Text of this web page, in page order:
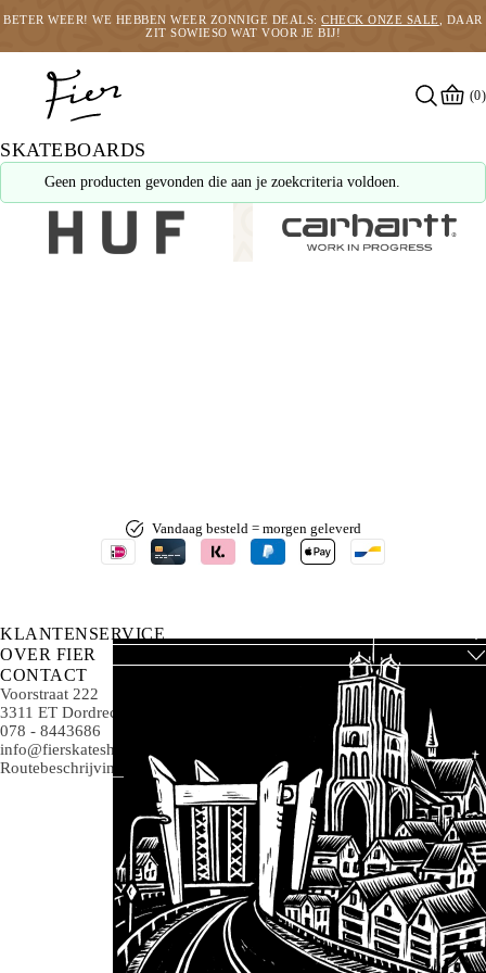
BETER WEER! WE HEBBEN WEER ZONNIGE DEALS:CHECK ONZE SALE , DAAR
ZIT SOWIESO WAT VOOR JE BIJ!
(0)
SKATEBOARDS
Geen producten gevonden die aan je zoekcriteria voldoen.
Vandaag besteld = morgen geleverd
KLANTENSERVICE
OVER FIER
CONTACT
Voorstraat 222
3311 ET Dordrecht
078 - 8443686
info@fierskateshop.nl
Routebeschrijving